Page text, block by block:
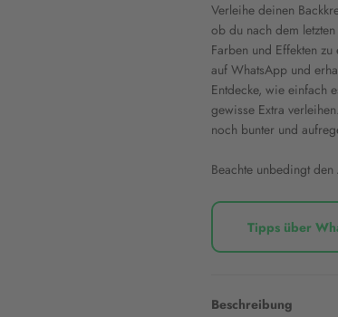
Verleihe deinen
ob du nach dem
Farben und Effekten
auf WhatsApp und
Entdecke, wie einfach
gewisse Extra
noch bunter und
Beachte unbedingt
Tipps über
Beschreibung